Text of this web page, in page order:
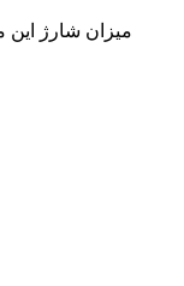
میزان شارژ این